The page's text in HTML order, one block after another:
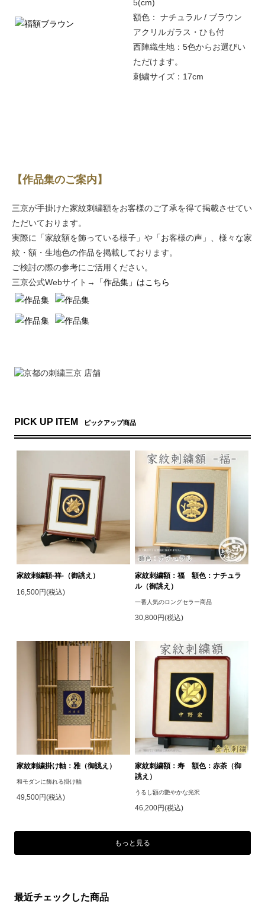
5(cm)
額色： ナチュラル / ブラウン
アクリルガラス・ひも付
西陣織生地：5色からお選びい
ただけます。
刺繍サイズ：17cm
【作品集のご案内】
三京が手掛けた家紋刺繍額をお客様のご了承を得て掲載させてい
ただいております。
実際に「家紋額を飾っている様子」や「お客様の声」、様々な家
紋・額・生地色の作品を掲載しております。
ご検討の際の参考にご活用ください。
三京公式Webサイト→
「作品集」はこちら
PICK UP ITEM ピックアップ商品
家紋刺繍額-祥-（御誂え）
16,500円(税込)
家紋刺繍額：福 額色：ナチュラ
ル（御誂え）
一番人気のロングセラー商品
30,800円(税込)
家紋刺繍掛け軸：雅（御誂え）
和モダンに飾れる掛け軸
49,500円(税込)
家紋刺繍額：寿 額色：赤茶（御
誂え）
うるし額の艶やかな光沢
46,200円(税込)
もっと見る
最近チェックした商品